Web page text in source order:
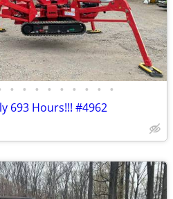
• • • • • • • • •
693 Hours!!! #4962